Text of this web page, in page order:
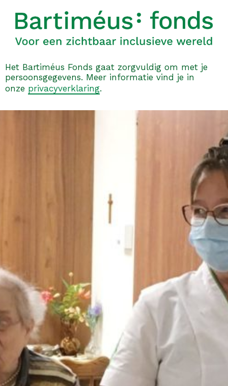
Het Bartiméus Fonds gaat zorgvuldig om met je
persoonsgegevens. Meer informatie vind je in
onze privacyverklaring.